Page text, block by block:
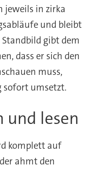
jeweils in zirka
und bleibt
gibt dem
dass er sich den
muss,
sofort umsetzt.
und lesen
komplett auf
ahmt den